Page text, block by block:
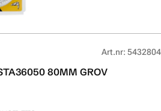
Art.nr:
80MM GROV